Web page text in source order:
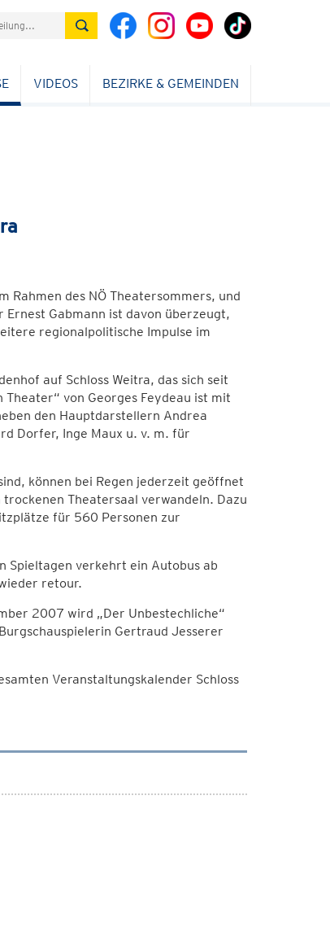
VIDEOS BEZIRKE & GEMEINDEN
Rahmen des NÖ Theatersommers, und
Gabmann ist davon überzeugt,
regionalpolitische Impulse im
auf Schloss Weitra, das sich seit
von Georges Feydeau ist mit
den Hauptdarstellern Andrea
Dorfer, Inge Maux u. v. m. für
können bei Regen jederzeit geöffnet
Theatersaal verwandeln. Dazu
für 560 Personen zur
Spieltagen verkehrt ein Autobus ab
retour.
2007 wird „Der Unbestechliche“
Gertraud Jesserer
Veranstaltungskalender Schloss